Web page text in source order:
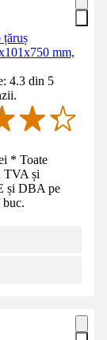
țăruș
mm,
4.3 din 5
* Toate
TVA și
și DBA pe
buc.